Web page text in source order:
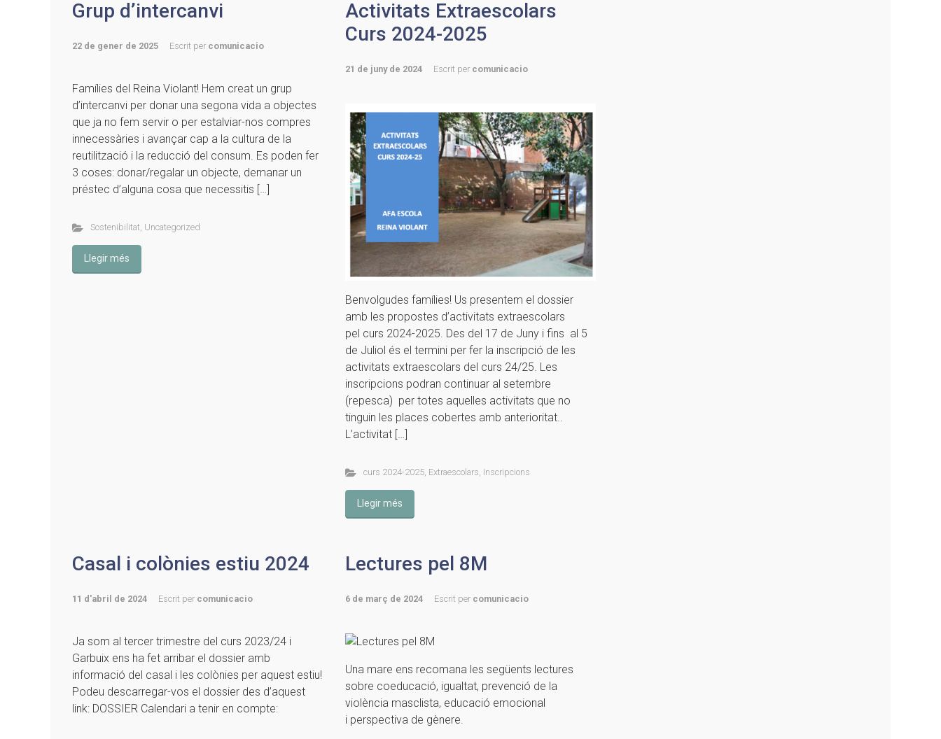
Grup d’intercanvi
22 de gener de 2025 Escrit per comunicacio
Famílies del Reina Violant! Hem creat un grup
d’intercanvi per donar una segona vida a objectes
que ja no fem servir o per estalviar-nos compres
innecessàries i avançar cap a la cultura de la
reutilització i la reducció del consum. Es poden fer
3 coses: donar/regalar un objecte, demanar un
préstec d’alguna cosa que necessitis […]
Sostenibilitat, Uncategorized
Llegir més
Activitats Extraescolars
Curs 2024-2025
21 de juny de 2024 Escrit per comunicacio
Benvolgudes famílies! Us presentem el dossier
amb les propostes d’activitats extraescolars
pel curs 2024-2025. Des del 17 de Juny i fins al 5
de Juliol és el termini per fer la inscripció de les
activitats extraescolars del curs 24/25. Les
inscripcions podran continuar al setembre
(repesca) per totes aquelles activitats que no
tinguin les places cobertes amb anterioritat..
L’activitat […]
curs 2024-2025, Extraescolars, Inscripcions
Llegir més
Casal i colònies estiu 2024
11 d'abril de 2024 Escrit per comunicacio
Ja som al tercer trimestre del curs 2023/24 i
Garbuix ens ha fet arribar el dossier amb
informació del casal i les colònies per aquest estiu!
Podeu descarregar-vos el dossier des d’aquest
link: DOSSIER Calendari a tenir en compte:
Lectures pel 8M
6 de març de 2024 Escrit per comunicacio
Una mare ens recomana les següents lectures
sobre coeducació, igualtat, prevenció de la
violència masclista, educació emocional
i perspectiva de gènere.